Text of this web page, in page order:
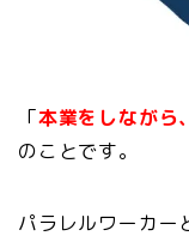
「本業をしながら
のことです。
パラレルワーカー